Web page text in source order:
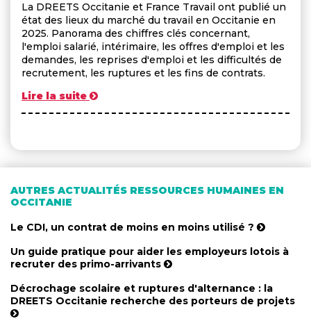
La DREETS Occitanie et France Travail ont publié un
état des lieux du marché du travail en Occitanie en
2025. Panorama des chiffres clés concernant,
l'emploi salarié, intérimaire, les offres d'emploi et les
demandes, les reprises d'emploi et les difficultés de
recrutement, les ruptures et les fins de contrats.
Lire la suite
AUTRES ACTUALITÉS RESSOURCES HUMAINES EN
OCCITANIE
Le CDI, un contrat de moins en moins utilisé ?
Un guide pratique pour aider les employeurs lotois à
recruter des primo-arrivants
Décrochage scolaire et ruptures d'alternance : la
DREETS Occitanie recherche des porteurs de projets